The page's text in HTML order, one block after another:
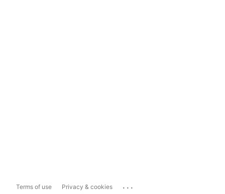
Terms of use Privacy & cookies ...